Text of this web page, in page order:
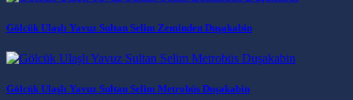
Gölcük Ulaşlı Yavuz Sultan Selim Zeminden Duşakabin
Gölcük Ulaşlı Yavuz Sultan Selim Metrobüs Duşakabin